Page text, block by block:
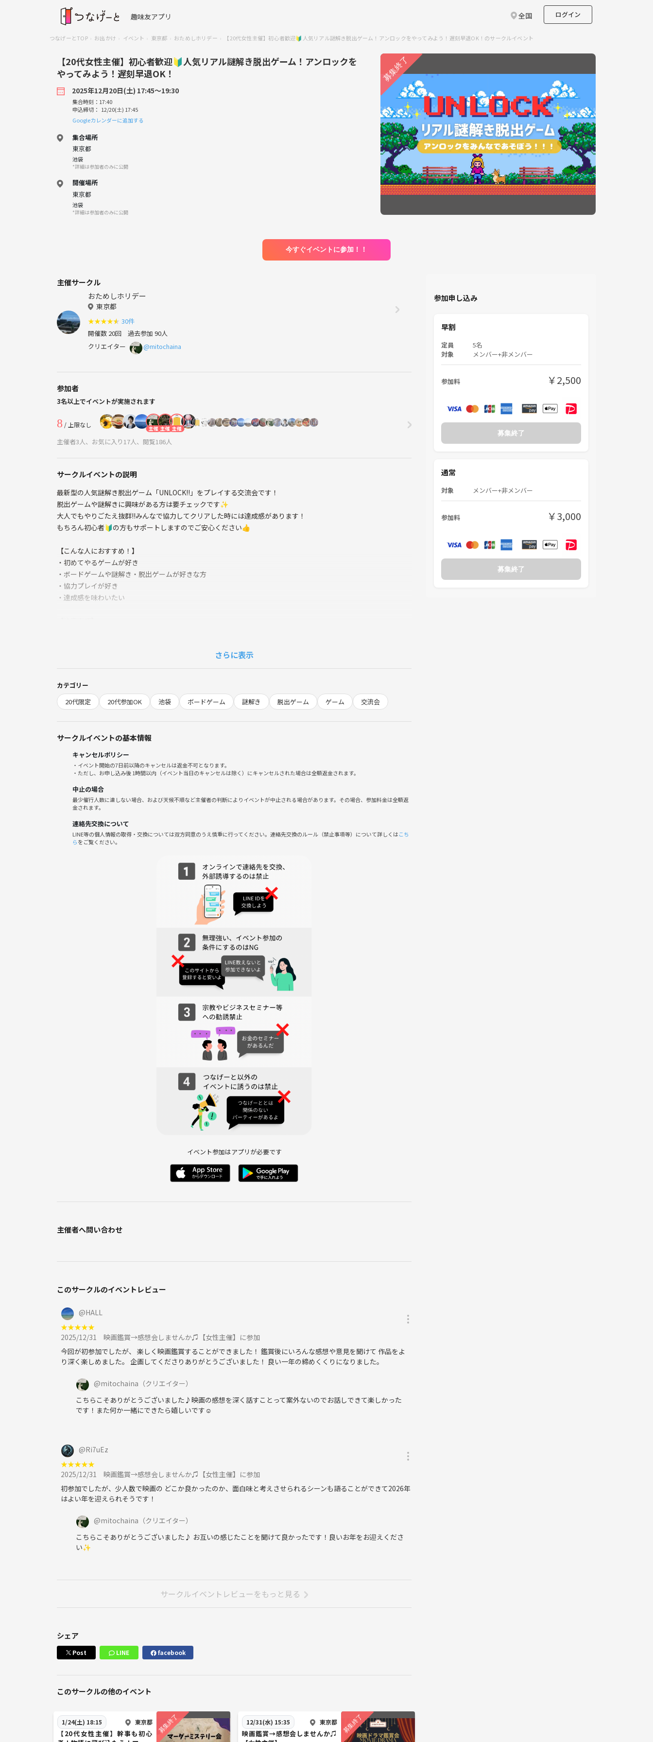
趣味友アプリ 全国 ログイン
つなげーとTOP お出かけ イベント 東京都 おためしホリデー 【20代女性主催】初心者歓迎🔰人気リアル謎解き脱出ゲーム！アンロックをやってみよう！遅刻早退OK！のサークルイベント
【20代女性主催】初心者歓迎🔰人気リアル謎解き脱出ゲーム！アンロックを
やってみよう！遅刻早退OK！
2025年12月20日(土) 17:45〜19:30
集合時刻：17:40
申込締切： 12/20(土) 17:45
Googleカレンダーに追加する
集合場所
東京都
池袋
*詳細は参加者のみに公開
開催場所
東京都
池袋
*詳細は参加者のみに公開
今すぐイベントに参加！！
主催サークル
おためしホリデー
東京都
★★★★★ 30件
開催数 20回 過去参加 90人
クリエイター
@mitochaina
参加者
3名以上でイベントが実施されます
8 / 上限なし 主催 主催 主催
主催者3人、お気に入り17人、閲覧186人
サークルイベントの説明
最新型の人気謎解き脱出ゲーム「UNLOCK!!」をプレイする交流会です！
脱出ゲームや謎解きに興味がある方は要チェックです✨
大人でもやりごたえ抜群!!みんなで協力してクリアした時には達成感があります！
もちろん初心者🔰の方もサポートしますのでご安心ください👍️
​【こんな人におすすめ！】
​・初めてやるゲームが好き
​・ボードゲームや謎解き・脱出ゲームが好きな方
​・協力プレイが好き
・達成感を味わいたい
​・やむを得ずキャンセルされる場合は、お早めにご連絡ください。
・宗教、ネットワークビジネス、マルチ商法など、イベントの趣旨と関係のない勧誘行為は一切禁止です。
さらに表示
カテゴリー
20代限定
20代参加OK 池袋 ボードゲーム 謎解き 脱出ゲーム ゲーム 交流会
サークルイベントの基本情報
キャンセルポリシー
・イベント開始の7日前以降のキャンセルは返金不可となります。
・ただし、お申し込み後 1時間以内（イベント当日のキャンセルは除く）にキャンセルされた場合は全額返金されます。
中止の場合
最少催行人数に達しない場合、および天候不順など主催者の判断によりイベントが中止される場合があります。その場合、参加料金は全額返
金されます。
連絡先交換について
LINE等の個人情報の取得・交換については双方同意のうえ慎重に行ってください。連絡先交換のルール（禁止事項等）について詳しくはこち
らをご覧ください。
イベント参加はアプリが必要です
主催者へ問い合わせ
このサークルのイベントレビュー
@HALL
★★★★★
2025/12/31
映画鑑賞→感想会しませんか♫【女性主催】に参加
今回が初参加でしたが、 楽しく映画鑑賞することができました！ 鑑賞後にいろんな感想や意見を聞けて 作品をよ
り深く楽しめました。 企画してくださりありがとうございました！ 良い一年の締めくくりになりました。
@mitochaina （クリエイター）
こちらこそありがとうございました♪映画の感想を深く話すことって案外ないのでお話しできて楽しかった
です！また何か一緒にできたら嬉しいです☺️
@Ri7uEz
★★★★★
2025/12/31
映画鑑賞→感想会しませんか♫【女性主催】に参加
初参加でしたが、少人数で映画の どこか良かったのか、面白味と考えさせられるシーンも語ることができて2026年
はよい年を迎えられそうです！
@mitochaina （クリエイター）
こちらこそありがとうございました♪ お互いの感じたことを聞けて良かったです！良いお年をお迎えくださ
い✨
サークルイベントレビューをもっと見る
シェア
Post LINE facebook
このサークルの他のイベント
1/24(土) 18:15 東京都
【20代女性主催】幹事も初心
12/31(水) 15:35 東京都
映画鑑賞→感想会しませんか♫
参加申し込み
早割
定員 5名
対象 メンバー+非メンバー
参加料 ￥2,500
募集終了
通常
対象 メンバー+非メンバー
参加料 ￥3,000
募集終了